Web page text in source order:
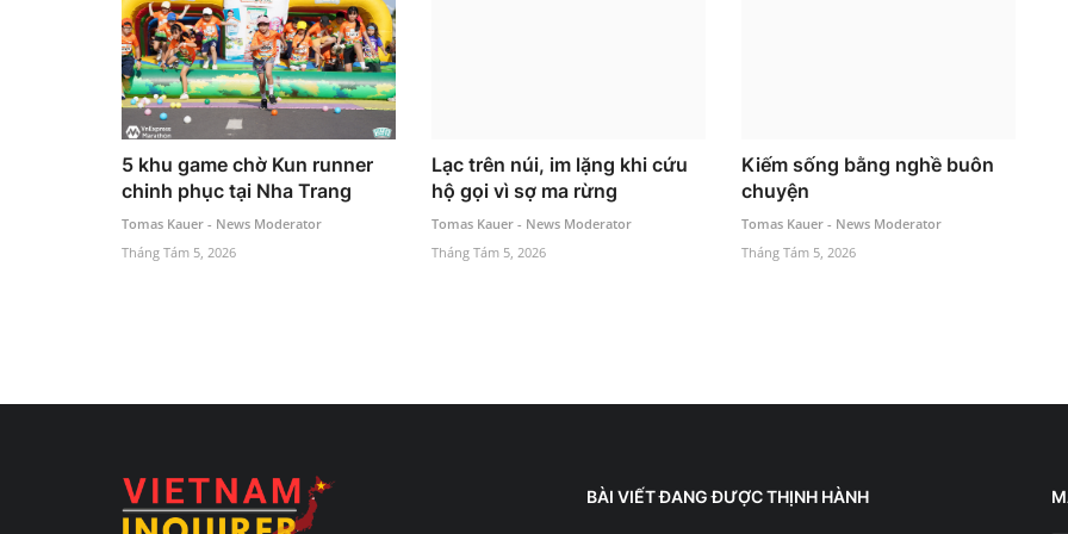
5 khu game chờ Kun runner
chinh phục tại Nha Trang
Tomas Kauer - News Moderator
Tháng Tám 5, 2026
Lạc trên núi, im lặng khi cứu
hộ gọi vì sợ ma rừng
Tomas Kauer - News Moderator
Tháng Tám 5, 2026
Kiếm sống bằng nghề buôn
chuyện
Tomas Kauer - News Moderator
Tháng Tám 5, 2026
BÀI VIẾT ĐANG ĐƯỢC THỊNH HÀNH